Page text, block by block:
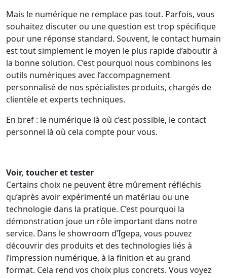
Mais le numérique ne remplace pas tout. Parfois, vous
souhaitez discuter ou une question est trop spécifique
pour une réponse standard. Souvent, le contact humain
est tout simplement le moyen le plus rapide d’aboutir à
la bonne solution. C’est pourquoi nous combinons les
outils numériques avec l’accompagnement
personnalisé de nos spécialistes produits, chargés de
clientèle et experts techniques.
En bref : le numérique là où c’est possible, le contact
personnel là où cela compte pour vous.
Voir, toucher et tester
Certains choix ne peuvent être mûrement réfléchis
qu’après avoir expérimenté un matériau ou une
technologie dans la pratique. C’est pourquoi la
démonstration joue un rôle important dans notre
service. Dans le showroom d’Igepa, vous pouvez
découvrir des produits et des technologies liés à
l’impression numérique, à la finition et au grand
format. Cela rend vos choix plus concrets. Vous voyez